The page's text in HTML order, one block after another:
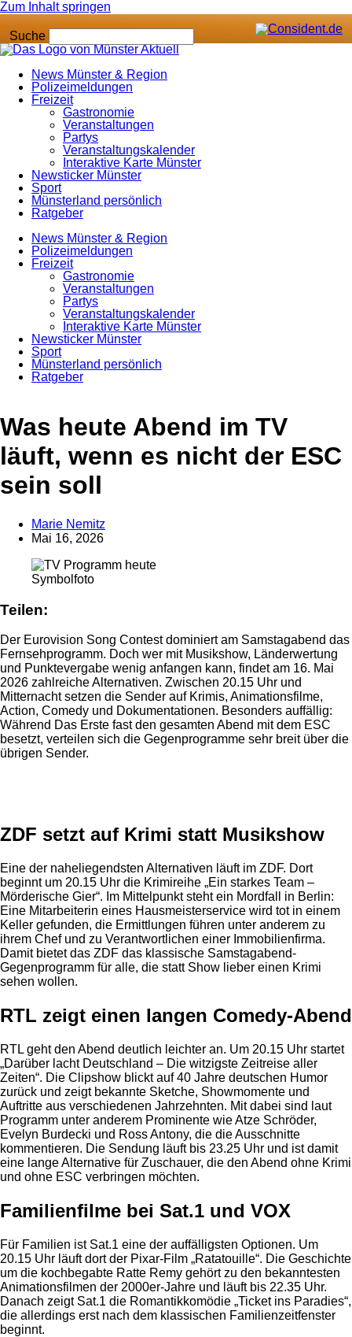
Zum Inhalt springen
Suche
News Münster & Region
Polizeimeldungen
Freizeit
Gastronomie
Veranstaltungen
Partys
Veranstaltungskalender
Interaktive Karte Münster
Newsticker Münster
Sport
Münsterland persönlich
Ratgeber
News Münster & Region
Polizeimeldungen
Freizeit
Gastronomie
Veranstaltungen
Partys
Veranstaltungskalender
Interaktive Karte Münster
Newsticker Münster
Sport
Münsterland persönlich
Ratgeber
Anzeige
Was heute Abend im TV
läuft, wenn es nicht der ESC
sein soll
Marie Nemitz
Mai 16, 2026
Symbolfoto
Teilen:
Der Eurovision Song Contest dominiert am Samstagabend das
Fernsehprogramm. Doch wer mit Musikshow, Länderwertung
und Punktevergabe wenig anfangen kann, findet am 16. Mai
2026 zahlreiche Alternativen. Zwischen 20.15 Uhr und
Mitternacht setzen die Sender auf Krimis, Animationsfilme,
Action, Comedy und Dokumentationen. Besonders auffällig:
Während Das Erste fast den gesamten Abend mit dem ESC
besetzt, verteilen sich die Gegenprogramme sehr breit über die
übrigen Sender.
ZDF setzt auf Krimi statt Musikshow
Eine der naheliegendsten Alternativen läuft im ZDF. Dort
beginnt um 20.15 Uhr die Krimireihe „Ein starkes Team –
Mörderische Gier“. Im Mittelpunkt steht ein Mordfall in Berlin:
Eine Mitarbeiterin eines Hausmeisterservice wird tot in einem
Keller gefunden, die Ermittlungen führen unter anderem zu
ihrem Chef und zu Verantwortlichen einer Immobilienfirma.
Damit bietet das ZDF das klassische Samstagabend-
Gegenprogramm für alle, die statt Show lieber einen Krimi
sehen wollen.
RTL zeigt einen langen Comedy-Abend
RTL geht den Abend deutlich leichter an. Um 20.15 Uhr startet
„Darüber lacht Deutschland – Die witzigste Zeitreise aller
Zeiten“. Die Clipshow blickt auf 40 Jahre deutschen Humor
zurück und zeigt bekannte Sketche, Showmomente und
Auftritte aus verschiedenen Jahrzehnten. Mit dabei sind laut
Programm unter anderem Prominente wie Atze Schröder,
Evelyn Burdecki und Ross Antony, die die Ausschnitte
kommentieren. Die Sendung läuft bis 23.25 Uhr und ist damit
eine lange Alternative für Zuschauer, die den Abend ohne Krimi
und ohne ESC verbringen möchten.
Familienfilme bei Sat.1 und VOX
Für Familien ist Sat.1 eine der auffälligsten Optionen. Um
20.15 Uhr läuft dort der Pixar-Film „Ratatouille“. Die Geschichte
um die kochbegabte Ratte Remy gehört zu den bekanntesten
Animationsfilmen der 2000er-Jahre und läuft bis 22.35 Uhr.
Danach zeigt Sat.1 die Romantikkomödie „Ticket ins Paradies“,
die allerdings erst nach dem klassischen Familienzeitfenster
beginnt.